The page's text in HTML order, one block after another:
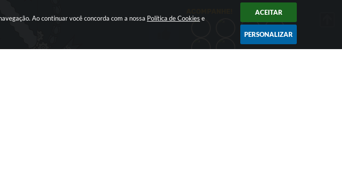
Ao continuar você concorda com a nossa Política de Cookies e
ACEITAR
PERSONALIZAR